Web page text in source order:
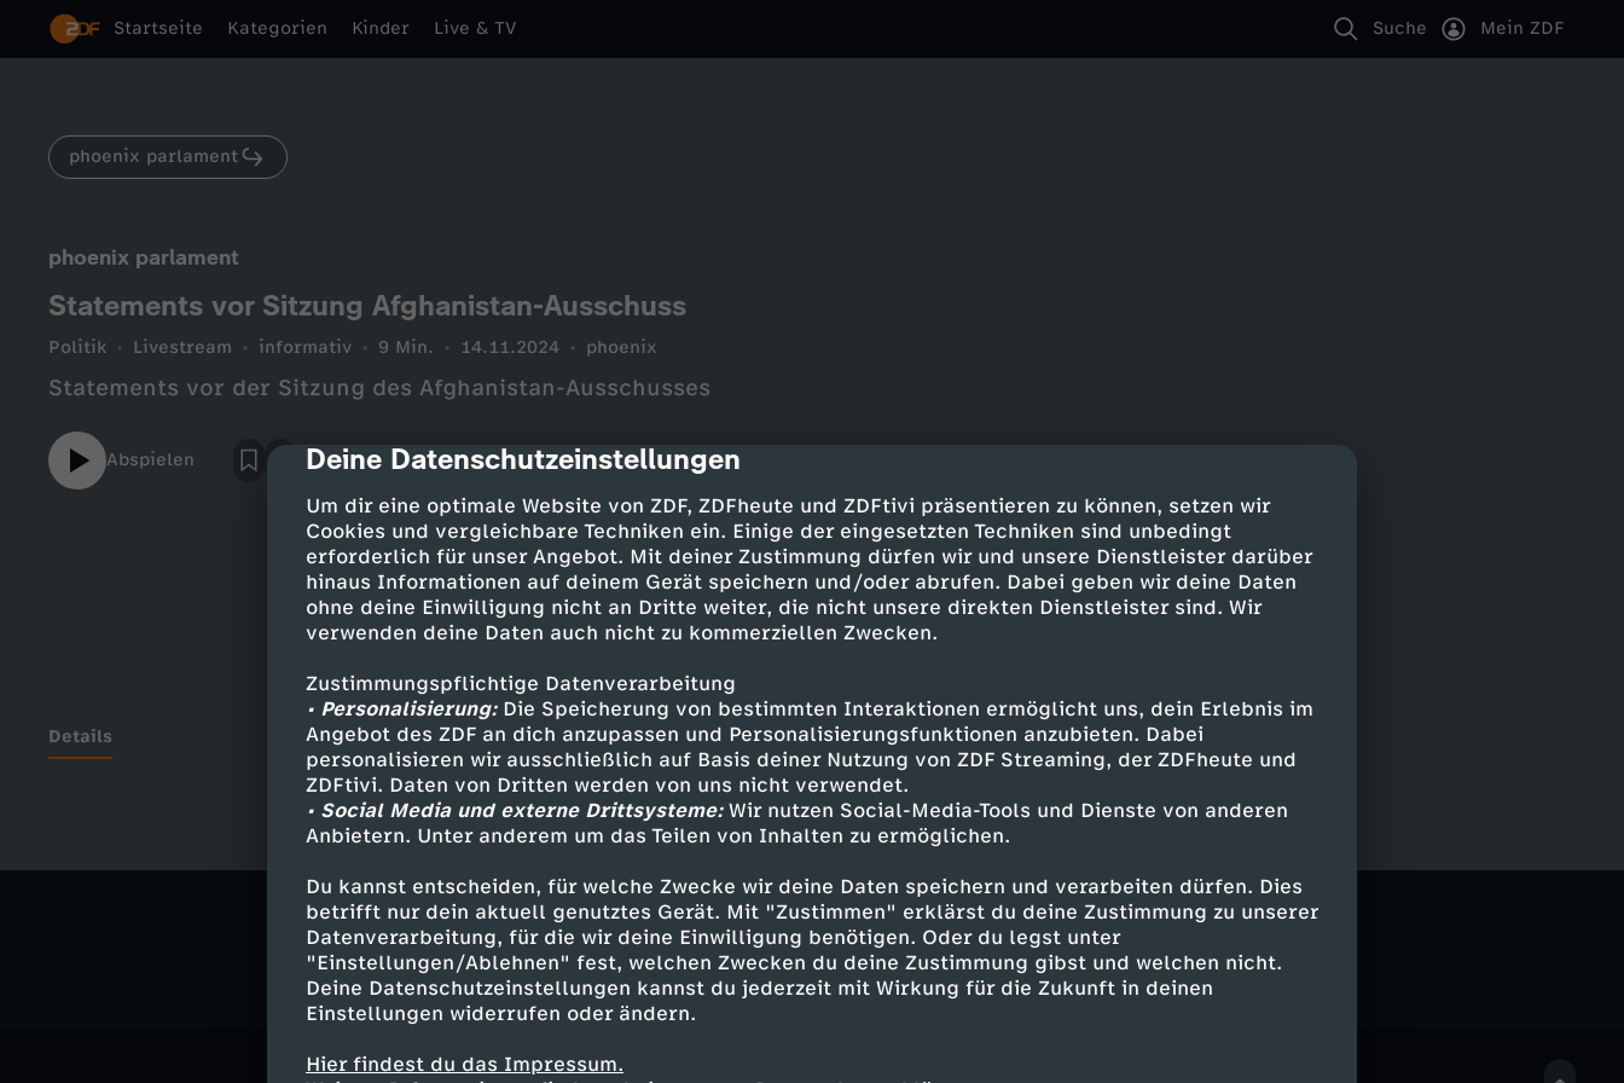
cmp-dialog-description
Deine Datenschutzeinstellungen
Um dir eine optimale Website von ZDF, ZDFheute und ZDFtivi präsentieren zu können, setzen wir
Cookies und vergleichbare Techniken ein. Einige der eingesetzten Techniken sind unbedingt
erforderlich für unser Angebot. Mit deiner Zustimmung dürfen wir und unsere Dienstleister darüber
hinaus Informationen auf deinem Gerät speichern und/oder abrufen. Dabei geben wir deine Daten
ohne deine Einwilligung nicht an Dritte weiter, die nicht unsere direkten Dienstleister sind. Wir
verwenden deine Daten auch nicht zu kommerziellen Zwecken.
Zustimmungspflichtige Datenverarbeitung
• Personalisierung:Die Speicherung von bestimmten Interaktionen ermöglicht uns, dein Erlebnis im
Angebot des ZDF an dich anzupassen und Personalisierungsfunktionen anzubieten. Dabei
personalisieren wir ausschließlich auf Basis deiner Nutzung von ZDF Streaming, der ZDFheute und
ZDFtivi. Daten von Dritten werden von uns nicht verwendet.
• Social Media und externe Drittsysteme:Wir nutzen Social-Media-Tools und Dienste von anderen
Anbietern. Unter anderem um das Teilen von Inhalten zu ermöglichen.
Du kannst entscheiden, für welche Zwecke wir deine Daten speichern und verarbeiten dürfen. Dies
betrifft nur dein aktuell genutztes Gerät. Mit "Zustimmen" erklärst du deine Zustimmung zu unserer
Datenverarbeitung, für die wir deine Einwilligung benötigen. Oder du legst unter
"Einstellungen/Ablehnen" fest, welchen Zwecken du deine Zustimmung gibst und welchen nicht.
Deine Datenschutzeinstellungen kannst du jederzeit mit Wirkung für die Zukunft in deinen
Einstellungen widerrufen oder ändern.
Hier findest du das Impressum.
Startseite Kategorien Kinder Live & TV Suche Mein ZDF
phoenix parlament
phoenix parlament
Statements vor Sitzung Afghanistan-Ausschuss
Politik Livestream informativ 9 Min. 14.11.2024 phoenix
Statements vor der Sitzung des Afghanistan-Ausschusses
Abspielen
Details
Ähnliche Inhalte entdecken
Politik Livestream informativ phoenix parlament